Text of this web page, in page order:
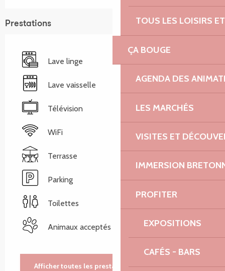
TOUS LES LOISIRS
ÇA BOUGE
AGENDA DES
LES MARCHÉS
VISITES ET
IMMERSION
PROFITER
EXPOSITIONS
CAFÉS - BARS
Prestations
Lave linge
Lave vaisselle
Télévision
WiFi
Terrasse
Parking
Toilettes
Animaux acceptés
Afficher toutes les prestations